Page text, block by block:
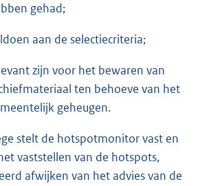
gehad;
aan de selectiecriteria;
zijn voor het bewaren van
ten behoeve van het
geheugen.
stelt de hotspotmonitor vast en
vaststellen van de hotspots,
afwijken van het advies van de